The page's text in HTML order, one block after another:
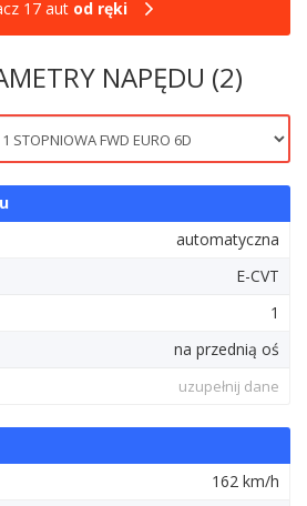
17 aut od ręki
NAPĘDU (2)
automatyczna
E-CVT
1
na przednią oś
uzupełnij dane
162 km/h